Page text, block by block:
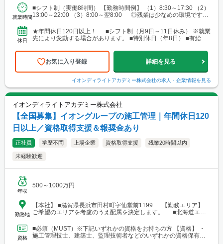
橋・岡崎・長久手・日進・稲沢・清須・小牧 └岐阜・各務原 └
津・四日市・桑名・志摩 └静岡・浜松・沼津・御殿場 ■関西 └
和泉・泉南 └神戸市・西宮・尼崎・姫路・加古川 └京都市・長岡
京・舞鶴・木津・木津川・城陽・京田辺・福知山・綾部・八幡 └
└奈良市・橿原・大和郡山 ■中四国 └広島市（安佐南区・南
区）・福山 └岡山・倉敷・津山
就業時間
■シフト制（実働8時間） 【勤務時間例】 （1）8:30～17:30 （2）
13:00～22:00 （3）8:00～翌8:00 ◎残業は少なめの環境です。
休日
★年間休日120日以上！ ■シフト制（月9日～11日休み） ※就業
先により変動する場合があります。 ■特別休日（年8日） ■有給休
お気に入り登録 詳細を見る
イオンディライトアカデミー株式会社の求人・企業情報を見る
イオンディライトアカデミー株式会社
【全国募集】イオングループの施工管理｜年間休日120
日以上／資格取得支援＆報奨金あり
正社員 学歴不問 上場企業 資格取得支援 残業20時間以内
未経験歓迎
年収
500～1000万円
勤務地
【本社】 ■滋賀県長浜市田村町字仙堂前1199 【勤務エリア】
ご希望のエリアを考慮のうえ配属を決定します。 ■北海道エリ
ア └勤務地例：宮城県仙台市宮城野区榴岡3-4-1 ■北陸信越エリ
ア └勤務地例：新潟県新潟市中央区笹口1-2 ■関東エリア └勤務
地例：東京都千代田区神田錦町1-1-1 ■東海エリア └勤務地例：
資格
■必須（MUST）※下記いずれかの資格をお持ちの方 【資格】 ・
施工管理技士、建築士、監理技術者などのいずれかの資格保有者